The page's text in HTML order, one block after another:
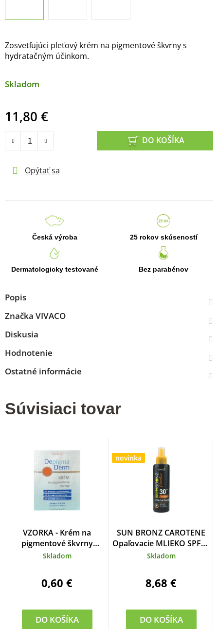
Zosvetľujúci pleťový krém na pigmentové škvrny s
hydratačným účinkom.
Skladom
11,80 €
DO KOŠÍKA
Opýtať sa
Česká výroba 25 rokov skúseností
Dermatologicky testované Bez parabénov
Popis
Značka VIVACO
Diskusia
Hodnotenie
Ostatné informácie
Súvisiaci tovar
VZORKA - Krém na
pigmentové škvrny
DepigmaDerm
Skladom
0,60 €
DO KOŠÍKA
novinka
SUN BRONZ CAROTENE
Opaľovacie MLIEKO SPF30
150 ml
Skladom
8,68 €
DO KOŠÍKA